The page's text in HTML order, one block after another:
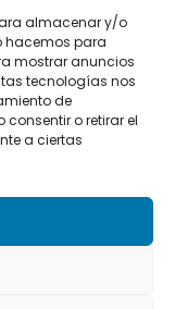
almacenar y/o
hacemos para
mostrar anuncios
tecnologías nos
de
consentir o retirar el
a ciertas